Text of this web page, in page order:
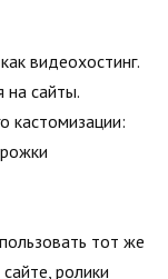
видеохостинг.
на сайты.
кастомизации:
тот же
ролики